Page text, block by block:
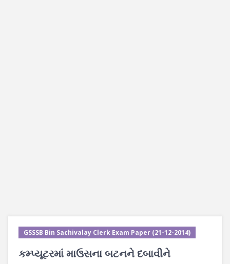
GSSSB Bin Sachivalay Clerk Exam Paper (21-12-2014)
કમ્પ્યૂટરમાં માઉસના બટનને દબાવીને